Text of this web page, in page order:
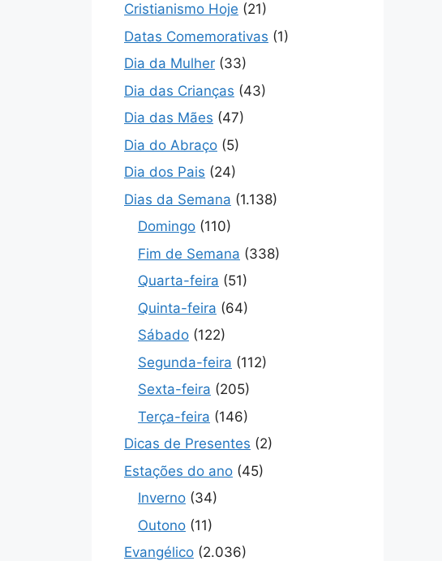
Cristianismo Hoje (21)
Datas Comemorativas (1)
Dia da Mulher (33)
Dia das Crianças (43)
Dia das Mães (47)
Dia do Abraço (5)
Dia dos Pais (24)
Dias da Semana (1.138)
Domingo (110)
Fim de Semana (338)
Quarta-feira (51)
Quinta-feira (64)
Sábado (122)
Segunda-feira (112)
Sexta-feira (205)
Terça-feira (146)
Dicas de Presentes (2)
Estações do ano (45)
Inverno (34)
Outono (11)
Evangélico (2.036)